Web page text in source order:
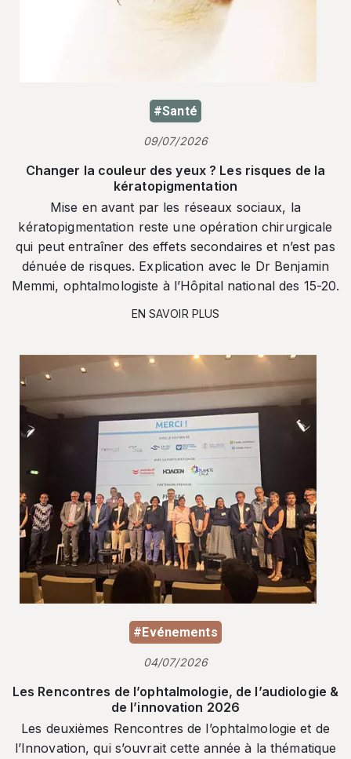
#Santé
09/07/2026
Changer la couleur des yeux ? Les risques de la
kératopigmentation
Mise en avant par les réseaux sociaux, la
kératopigmentation reste une opération chirurgicale
qui peut entraîner des effets secondaires et n’est pas
dénuée de risques. Explication avec le Dr Benjamin
Memmi, ophtalmologiste à l’Hôpital national des 15-20.
EN SAVOIR PLUS
#Evénements
04/07/2026
Les Rencontres de l’ophtalmologie, de l’audiologie &
de l’innovation 2026
Les deuxièmes Rencontres de l’ophtalmologie et de
l’Innovation, qui s’ouvrait cette année à la thématique